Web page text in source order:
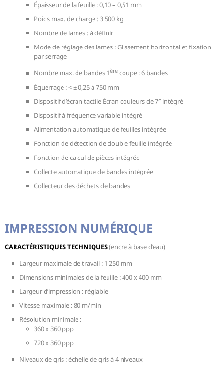
Épaisseur de la feuille : 0,10 – 0,51 mm
Poids max. de charge : 3 500 kg
Nombre de lames : à définir
Mode de réglage des lames : Glissement horizontal et fixation
par serrage
Nombre max. de bandes 1ère coupe : 6 bandes
Équerrage : < ± 0,25 à 750 mm
Dispositif d’écran tactile Écran couleurs de 7″ intégré
Dispositif à fréquence variable intégré
Alimentation automatique de feuilles intégrée
Fonction de détection de double feuille intégrée
Fonction de calcul de pièces intégrée
Collecte automatique de bandes intégrée
Collecteur des déchets de bandes
IMPRESSION NUMÉRIQUE
CARACTÉRISTIQUES TECHNIQUES(encre à base d’eau)
Largeur maximale de travail : 1 250 mm
Dimensions minimales de la feuille : 400 x 400 mm
Largeur d’impression : réglable
Vitesse maximale : 80 m/min
Résolution minimale :
360 x 360 ppp
720 x 360 ppp
Niveaux de gris : échelle de gris à 4 niveaux